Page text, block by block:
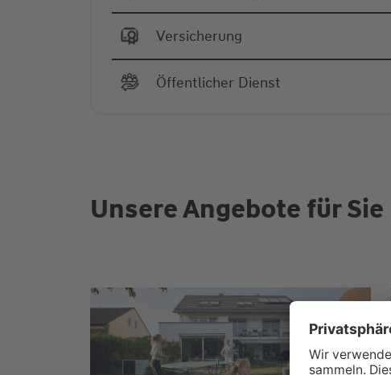
Versicherung
Öffentlicher Dienst
Unsere Angebote für Sie